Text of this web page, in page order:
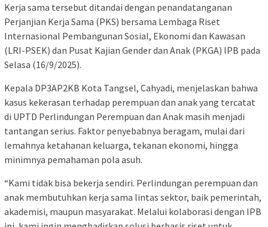
Kerja sama tersebut ditandai dengan penandatanganan
Perjanjian Kerja Sama (PKS) bersama Lembaga Riset
Internasional Pembangunan Sosial, Ekonomi dan Kawasan
(LRI-PSEK) dan Pusat Kajian Gender dan Anak (PKGA) IPB pada
Selasa (16/9/2025).
Kepala DP3AP2KB Kota Tangsel, Cahyadi, menjelaskan bahwa
kasus kekerasan terhadap perempuan dan anak yang tercatat
di UPTD Perlindungan Perempuan dan Anak masih menjadi
tantangan serius. Faktor penyebabnya beragam, mulai dari
lemahnya ketahanan keluarga, tekanan ekonomi, hingga
minimnya pemahaman pola asuh.
“Kami tidak bisa bekerja sendiri. Perlindungan perempuan dan
anak membutuhkan kerja sama lintas sektor, baik pemerintah,
akademisi, maupun masyarakat. Melalui kolaborasi dengan IPB